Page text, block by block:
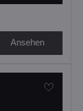
Ansehen